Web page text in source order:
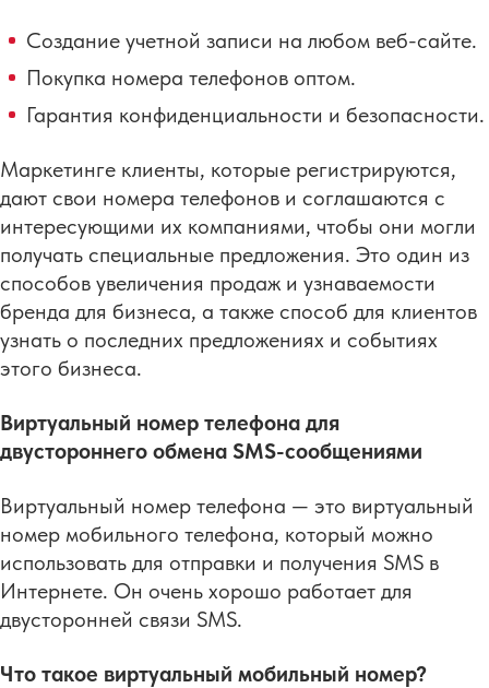
Создание учетной записи на любом веб-сайте.
Покупка номера телефонов оптом.
Гарантия конфиденциальности и безопасности.
Маркетинге клиенты, которые регистрируются,
дают свои номера телефонов и соглашаются с
интересующими их компаниями, чтобы они могли
получать специальные предложения. Это один из
способов увеличения продаж и узнаваемости
бренда для бизнеса, а также способ для клиентов
узнать о последних предложениях и событиях
этого бизнеса.
Виртуальный номер телефона для
двустороннего обмена SMS-сообщениями
Виртуальный номер телефона — это виртуальный
номер мобильного телефона, который можно
использовать для отправки и получения SMS в
Интернете. Он очень хорошо работает для
двусторонней связи SMS.
Что такое виртуальный мобильный номер?